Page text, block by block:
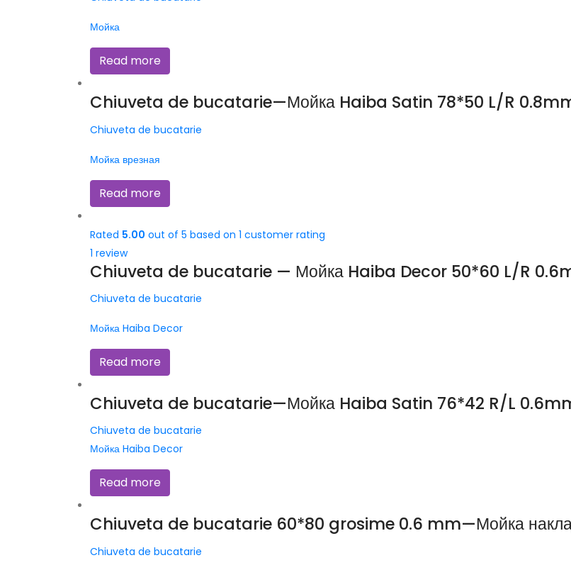
Мойка
Read more
Chiuveta de bucatarie—Мойка Haiba Satin 78*50 L/R
Chiuveta de bucatarie
Мойка врезная
Read more
Rated 5.00 out of 5 based on 1 customer rating
1 review
Chiuveta de bucatarie — Мойка Haiba Decor 50*60 L/R
Chiuveta de bucatarie
Мойка Haiba Decor
Read more
Chiuveta de bucatarie—Мойка Haiba Satin 76*42 R/L
Chiuveta de bucatarie
Мойка Haiba Decor
Read more
Chiuveta de bucatarie 60*80 grosime 0.6 mm—Мойка
Chiuveta de bucatarie